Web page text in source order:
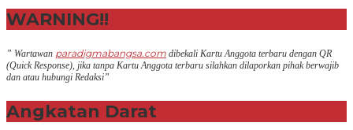
WARNING!!
” Wartawan paradigmabangsa.com dibekali Kartu Anggota terbaru dengan QR
(Quick Response), jika tanpa Kartu Anggota terbaru silahkan dilaporkan pihak berwajib
dan atau hubungi Redaksi”
Angkatan Darat